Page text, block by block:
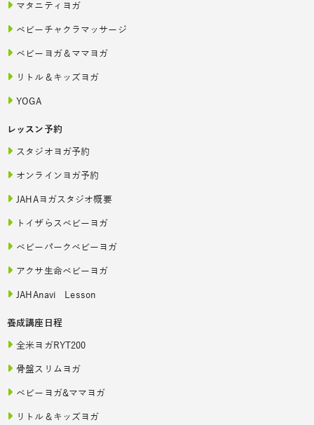
マタニティヨガ
ベビーチャクラマッサージ
ベビーヨガ＆ママヨガ
リトル＆キッズヨガ
YOGA
レッスン予約
スタジオヨガ予約
オンラインヨガ予約
JAHAヨガスタジオ概要
トイザらスベビーヨガ
ベビーパークベビーヨガ
アクサ生命ベビーヨガ
JAHAnavi Lesson
養成講座日程
全米ヨガRYT200
骨盤スリムヨガ
ベビーヨガ&ママヨガ
リトル＆キッズヨガ